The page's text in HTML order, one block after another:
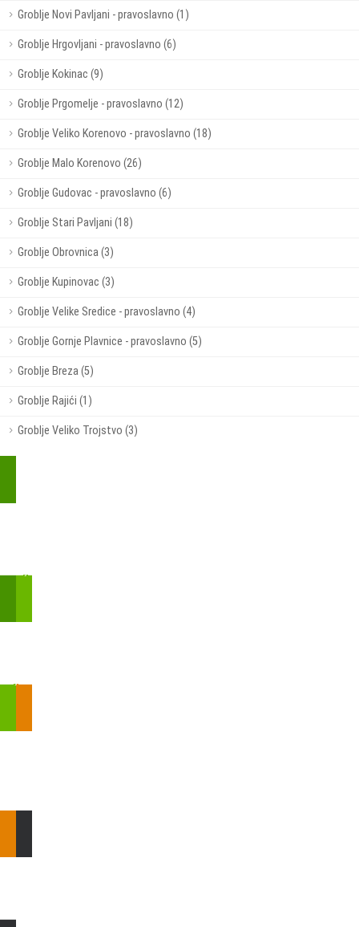
Groblje Novi Pavljani - pravoslavno (1)
Groblje Hrgovljani - pravoslavno (6)
Groblje Kokinac (9)
Groblje Prgomelje - pravoslavno (12)
Groblje Veliko Korenovo - pravoslavno (18)
Groblje Malo Korenovo (26)
Groblje Gudovac - pravoslavno (6)
Groblje Stari Pavljani (18)
Groblje Obrovnica (3)
Groblje Kupinovac (3)
Groblje Velike Sredice - pravoslavno (4)
Groblje Gornje Plavnice - pravoslavno (5)
Groblje Breza (5)
Groblje Rajići (1)
Groblje Veliko Trojstvo (3)